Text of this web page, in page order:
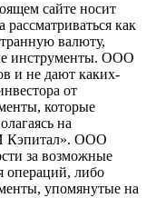
сайте носит
как
валюту,
инструменты. ООО
и не дают каких-
от
которые
на
Кэпитал». ООО
за возможные
операций, либо
упомянутые на